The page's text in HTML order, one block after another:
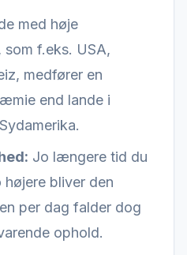
med høje
som f.eks. USA,
medfører en
end lande i
Jo længere tid du
bliver den
per dag falder dog
ophold.